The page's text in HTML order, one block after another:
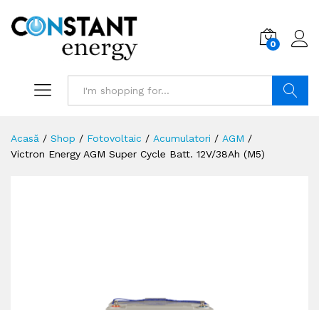
0
Acasă / Shop / Fotovoltaic / Acumulatori / AGM /
Victron Energy AGM Super Cycle Batt. 12V/38Ah (M5)